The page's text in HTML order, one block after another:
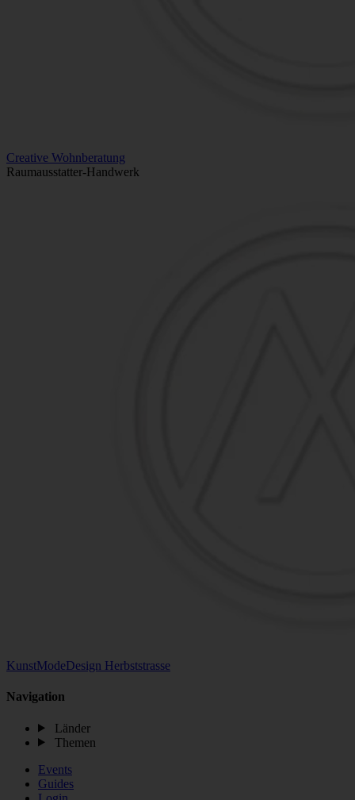
Creative Wohnberatung
Raumausstatter-Handwerk
KunstModeDesign Herbststrasse
Navigation
Länder
Themen
Events
Guides